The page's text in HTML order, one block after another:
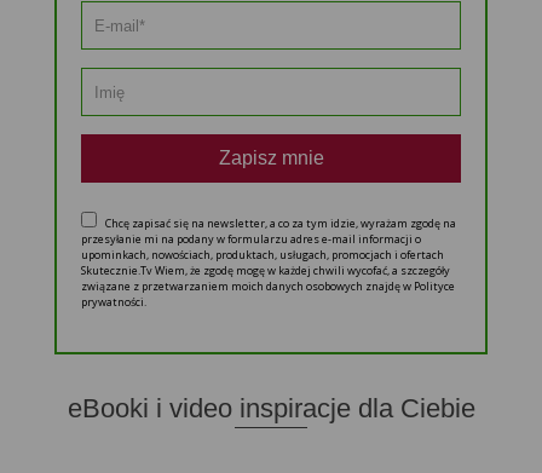
Zapisz mnie
Chcę zapisać się na newsletter, a co za tym idzie, wyrażam zgodę na
przesyłanie mi na podany w formularzu adres e-mail informacji o
upominkach, nowościach, produktach, usługach, promocjach i ofertach
Skutecznie.Tv Wiem, że zgodę mogę w każdej chwili wycofać, a szczegóły
związane z przetwarzaniem moich danych osobowych znajdę w Polityce
prywatności.
eBooki i video inspiracje dla Ciebie